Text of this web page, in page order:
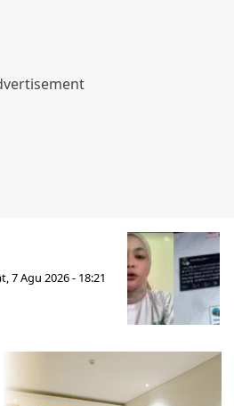
7 Agu 2026 - 18:21